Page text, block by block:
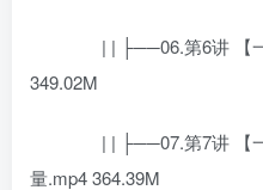
| | ├──06.第6讲 【一
349.02M
| | ├──07.第7讲 【一
量.mp4 364.39M